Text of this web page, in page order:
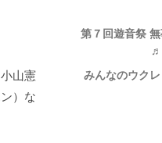
山憲
）な
第７回遊音祭
♬
みんなのウク